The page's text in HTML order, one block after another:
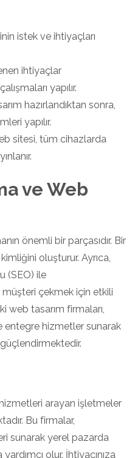
istek ve ihtiyaçları
ihtiyaçlar
yapılır.
hazırlandıktan sonra,
yapılır.
sitesi, tüm cihazlarda
ve Web
önemli bir parçasıdır. Bir
oluşturur. Ayrıca,
(SEO) ile
çekmek için etkili
web tasarım firmaları,
entegre hizmetler sunarak
güçlendirmektedir.
arayan işletmeler
Bu firmalar,
sunarak yerel pazarda
olur. İhtiyacınıza